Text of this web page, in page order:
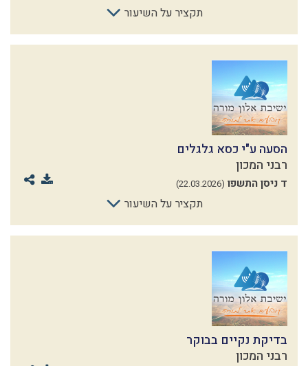
תקציר על השיעור
הסעה ע"י כסא גלגלים
רבני המכון
ד ניסן התשפו (22.03.2026)
תקציר על השיעור
בדיקת נקיים בבוקר
רבני המכון